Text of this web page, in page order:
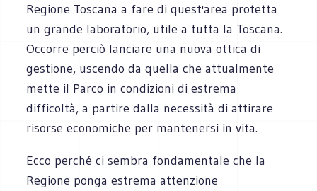
Regione Toscana a fare di quest'area protetta
un grande laboratorio, utile a tutta la Toscana.
Occorre perciò lanciare una nuova ottica di
gestione, uscendo da quella che attualmente
mette il Parco in condizioni di estrema
difficoltà, a partire dalla necessità di attirare
risorse economiche per mantenersi in vita.
Ecco perché ci sembra fondamentale che la
Regione ponga estrema attenzione